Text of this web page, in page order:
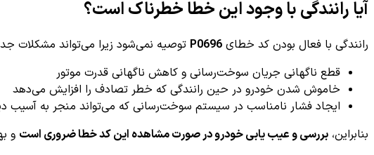
آیا رانندگی با وجود این خطا خطرناک است؟
رانندگی با فعال بودن کد خطای P0696 توصیه نمی‌شود زیرا می‌تواند مشکلات
قطع ناگهانی جریان سوخت‌رسانی و کاهش ناگهانی قدرت موتور
خاموش شدن خودرو در حین رانندگی که خطر تصادف را افزایش می‌دهد
ایجاد فشار نامناسب در سیستم سوخت‌رسانی که می‌تواند منجر به آسیب
بنابراین، بررسی و عیب یابی خودرو در صورت مشاهده این کد خطا ضروری است و